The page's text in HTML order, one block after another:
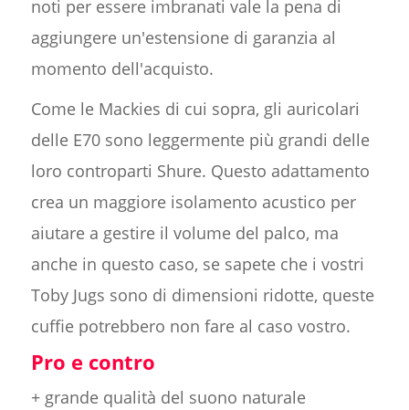
noti per essere imbranati vale la pena di
aggiungere un'estensione di garanzia al
momento dell'acquisto.
Come le Mackies di cui sopra, gli auricolari
delle E70 sono leggermente più grandi delle
loro controparti Shure. Questo adattamento
crea un maggiore isolamento acustico per
aiutare a gestire il volume del palco, ma
anche in questo caso, se sapete che i vostri
Toby Jugs sono di dimensioni ridotte, queste
cuffie potrebbero non fare al caso vostro.
Pro e contro
+ grande qualità del suono naturale